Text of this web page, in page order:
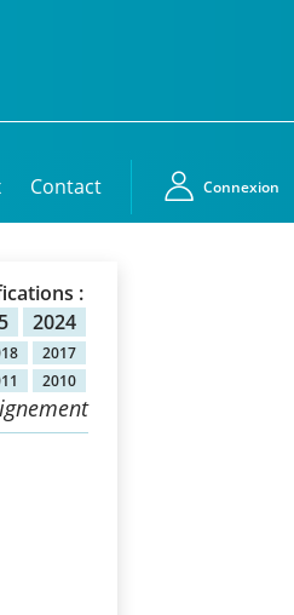
Contact Connexion
:
2024
2017
2010